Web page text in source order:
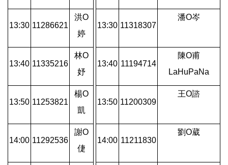
13:30 11286621
洪O
婷
13:30 11318307
潘O岑
13:40 11335216
林O
妤
13:40 11194714
陳O甫
LaHuPaNa
13:50 11253821
楊O
凱
13:50 11200309
王O諮
14:00 11292536
謝O
倢
14:00 11211830
劉O葳